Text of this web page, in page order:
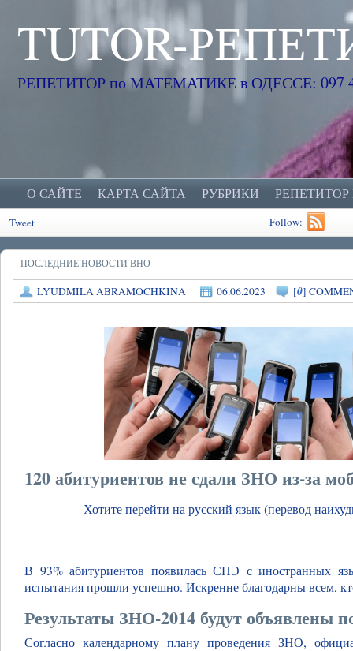
TUTOR-
РЕПЕТИТОР по МАТЕМАТИКЕ в ОДЕССЕ: 097
О САЙТЕ КАРТА САЙТА РУБРИКИ
Tweet Follow:
ПОСЛЕДНИЕ НОВОСТИ ВНО
LYUDMILA ABRAMOCHKINA 06.06.2023 [0]
120 абитуриентов не сдали ЗНО из-за
Хотите перейти на русский язык (перевод
В 93% абитуриентов появилась СПЭ с иностранных
испытания прошли успешно. Искренне благодарны всем,
Результаты ЗНО-2014 будут объявлены
Согласно календарному плану проведения ЗНО,